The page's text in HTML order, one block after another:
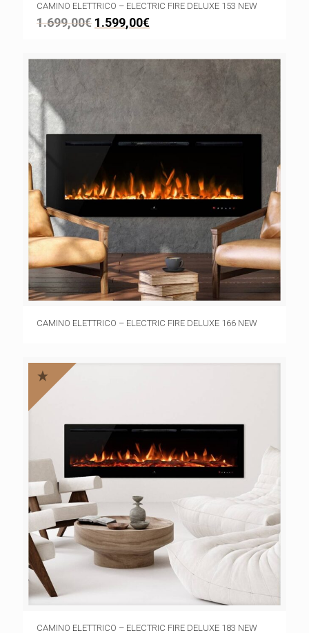
CAMINO ELETTRICO – ELECTRIC FIRE DELUXE 153 NEW
1.699,00€ 1.599,00€
CAMINO ELETTRICO – ELECTRIC FIRE DELUXE 166 NEW
CAMINO ELETTRICO – ELECTRIC FIRE DELUXE 183 NEW